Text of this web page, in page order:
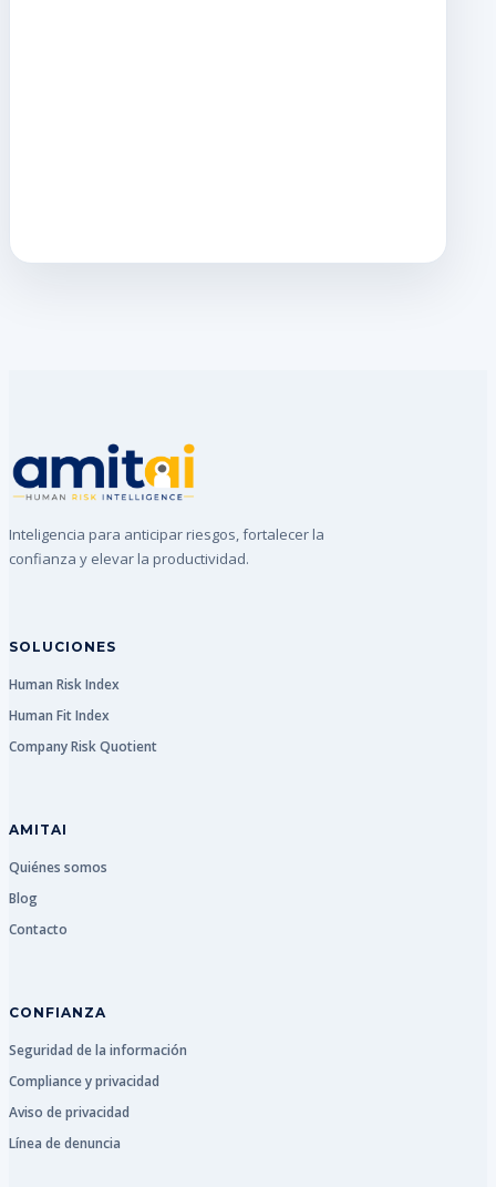
Inteligencia para anticipar riesgos, fortalecer la
confianza y elevar la productividad.
SOLUCIONES
Human Risk Index
Human Fit Index
Company Risk Quotient
AMITAI
Quiénes somos
Blog
Contacto
CONFIANZA
Seguridad de la información
Compliance y privacidad
Aviso de privacidad
Línea de denuncia